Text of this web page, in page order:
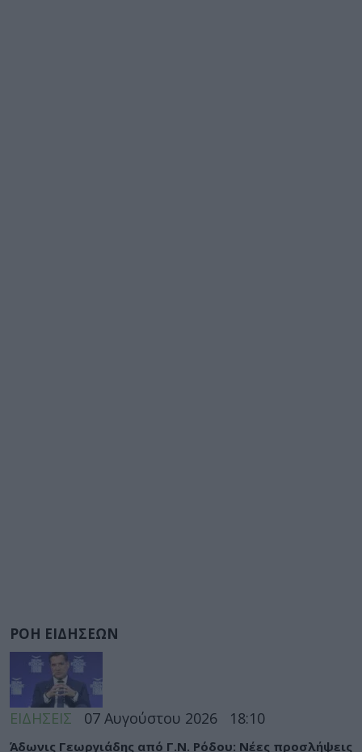
ΡΟΗ ΕΙΔΗΣΕΩΝ
ΕΙΔΗΣΕΙΣ 07 Αυγούστου 2026 18:10
Άδωνις Γεωργιάδης από Γ.Ν. Ρόδου: Νέες προσλήψεις